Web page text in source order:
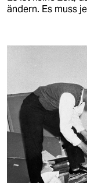
ändern. Es muss